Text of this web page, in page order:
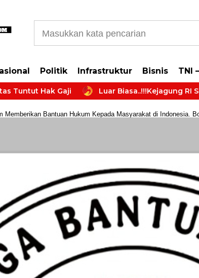
Politik Infrastruktur Bisnis TNI
Gaji Luar Biasa..!!!Kejagung RI Sita Uang
Memberikan Bantuan Hukum Kepada Masyarakat di Indonesia.